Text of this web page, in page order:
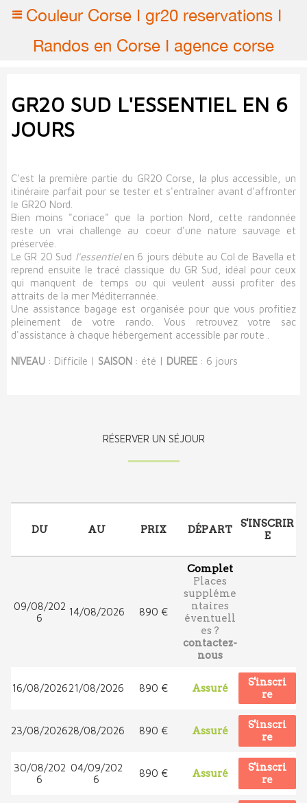
Couleur Corse I gr20 reservations I
Randos en Corse I agence corse
GR20 SUD L'ESSENTIEL EN 6
JOURS
C'est la première partie du GR20 Corse, la plus accessible, un
itinéraire parfait pour se tester et s'entraîner avant d'affronter
le GR20 Nord.
Bien moins "coriace" que la portion Nord, cette randonnée
reste un vrai challenge au coeur d'une nature sauvage et
préservée.
Le GR 20 Sud l'essentielen 6 jours débute au Col de Bavella et
reprend ensuite le tracé classique du GR Sud, idéal pour ceux
qui manquent de temps ou qui veulent aussi profiter des
attraits de la mer Méditerrannée.
Une assistance bagage est organisée pour que vous profitiez
pleinement de votre rando. Vous retrouvez votre sac
d'assistance à chaque hébergement accessible par route .
NIVEAU : Difficile | SAISON : été | DUREE : 6 jours
RÉSERVER UN SÉJOUR
DU AU PRIX DÉPART
S'INSCRIR
E
09/08/202
6
14/08/2026 890 €
Complet
Places
suppléme
ntaires
éventuell
es ?
contactez-
nous
16/08/202621/08/2026 890 € Assuré
S'inscri
re
23/08/202628/08/2026 890 € Assuré
S'inscri
re
30/08/202
6
04/09/202
6
890 € Assuré
S'inscri
re